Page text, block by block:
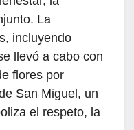
La
incluyendo
llevó a cabo con
flores por
San Miguel, un
el respeto, la